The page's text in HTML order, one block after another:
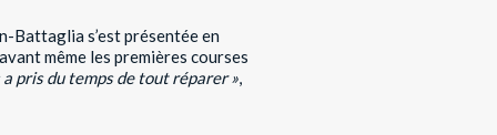
Battaglia s’est présentée en
même les premières courses
pris du temps de tout réparer »